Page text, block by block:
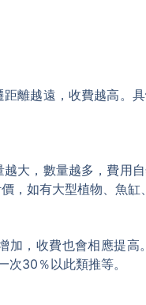
離越遠，收費越高。
大，數量越多，費用
，如有大型植物、魚缸
，收費也會相應提
30％以此類推等。